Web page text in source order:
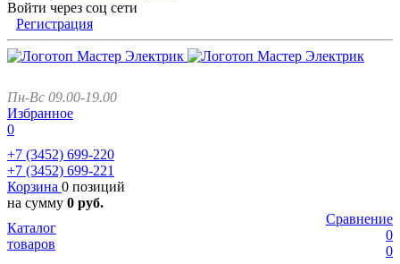
Войти через соц сети
Регистрация
Пн-Вс 09.00-19.00
Избранное
0
+7 (3452) 699-220
+7 (3452) 699-221
Корзина 0 позиций
на сумму 0 руб.
Сравнение
0
0
Каталог
товаров